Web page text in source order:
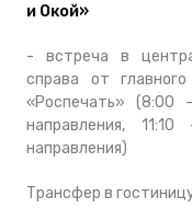
и Окой»
- встреча в
справа от
«Роспечать» (8:00
направления,
направления)
Трансфер в